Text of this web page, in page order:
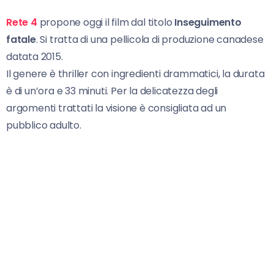
Rete 4 propone oggi il film dal titolo Inseguimento
fatale. Si tratta di una pellicola di produzione canadese
datata 2015.
Il genere è thriller con ingredienti drammatici, la durata
è di un’ora e 33 minuti. Per la delicatezza degli
argomenti trattati la visione è consigliata ad un
pubblico adulto.